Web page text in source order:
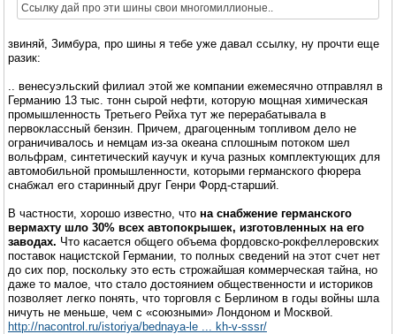
Ссылку дай про эти шины свои многомиллионые..
звиняй, Зимбура, про шины я тебе уже давал ссылку, ну прочти еще
разик:
.. венесуэльский филиал этой же компании ежемесячно отправлял в
Германию 13 тыс. тонн сырой нефти, которую мощная химическая
промышленность Третьего Рейха тут же перерабатывала в
первоклассный бензин. Причем, драгоценным топливом дело не
ограничивалось и немцам из-за океана сплошным потоком шел
вольфрам, синтетический каучук и куча разных комплектующих для
автомобильной промышленности, которыми германского фюрера
снабжал его старинный друг Генри Форд-старший.
В частности, хорошо известно, что на снабжение германского
вермахту шло 30% всех автопокрышек, изготовленных на его
заводах. Что касается общего объема фордовско-рокфеллеровских
поставок нацистской Германии, то полных сведений на этот счет нет
до сих пор, поскольку это есть строжайшая коммерческая тайна, но
даже то малое, что стало достоянием общественности и историков
позволяет легко понять, что торговля с Берлином в годы войны шла
ничуть не меньше, чем с «союзными» Лондоном и Москвой.
http://nacontrol.ru/istoriya/bednaya-le ... kh-v-sssr/